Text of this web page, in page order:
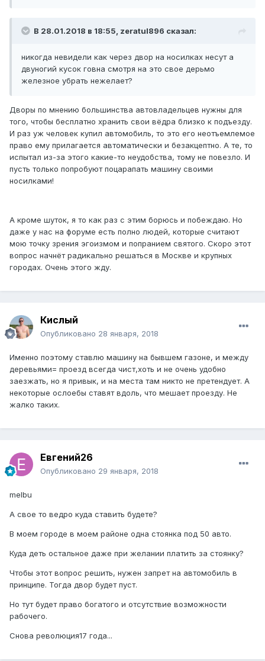
В 28.01.2018 в 18:55, zeratul896 сказал:
никогда невидели как через двор на носилках несут а
двуногий кусок говна смотря на это свое дерьмо
железное убрать нежелает?
Дворы по мнению большинства автовладельцев нужны для
того, чтобы бесплатно хранить свои вёдра близко к подъезду.
И раз уж человек купил автомобиль, то это его неотъемлемое
право ему прилагается автоматически и безакцептно. А те, то
испытал из-за этого какие-то неудобства, тому не повезло. И
пусть только попробуют поцарапать машину своими
носилками!
А кроме шуток, я то как раз с этим борюсь и побеждаю. Но
даже у нас на форуме есть полно людей, которые считают
мою точку зрения эгоизмом и попранием святого. Скоро этот
вопрос начнёт радикально решаться в Москве и крупных
городах. Очень этого жду.
Кислый
Опубликовано 28 января, 2018
Именно поэтому ставлю машину на бывшем газоне, и между
деревьями= проезд всегда чист,хоть и не очень удобно
заезжать, но я привык, и на места там никто не претендует. А
некоторые ослоебы ставят вдоль, что мешает проезду. Не
жалко таких.
Евгений26
Опубликовано 29 января, 2018
melbu
А свое то ведро куда ставить будете?
В моем городе в моем районе одна стоянка под 50 авто.
Куда деть остальное даже при желании платить за стоянку?
Чтобы этот вопрос решить, нужен запрет на автомобиль в
принципе. Тогда двор будет пуст.
Но тут будет право богатого и отсутствие возможности
рабочего.
Снова революция17 года...